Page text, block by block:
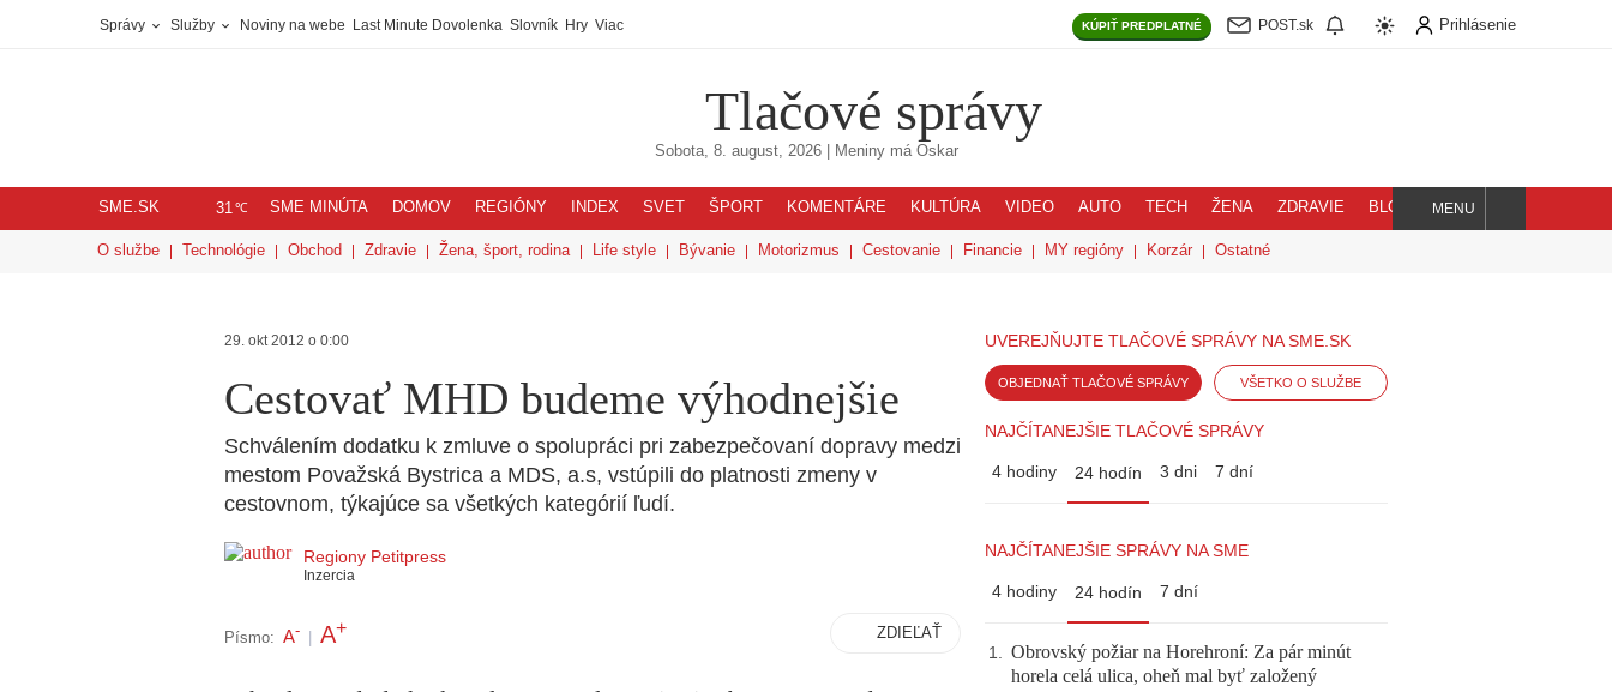
Správy Služby Noviny na webe Last Minute Dovolenka Slovník Hry Viac KÚPIŤ PREDPLATNÉ POST.sk Prihlásenie
Tlačové správy
Sobota, 8. august, 2026| Meniny má Oskar
SME.SK 31℃ SME MINÚTA DOMOV REGIÓNY INDEX SVET ŠPORT KOMENTÁRE KULTÚRA VIDEO AUTO TECH ŽENA ZDRAVIE BLOG
Hľadaj
MENU
O službe Technológie Obchod Zdravie Žena, šport, rodina Life style Bývanie Motorizmus Cestovanie Financie MY regióny Korzár Ostatné
29. okt 2012 o 0:00
Cestovať MHD budeme výhodnejšie
Schválením dodatku k zmluve o spolupráci pri zabezpečovaní dopravy medzi
mestom Považská Bystrica a MDS, a.s, vstúpili do platnosti zmeny v
cestovnom, týkajúce sa všetkých kategórií ľudí.
Regiony Petitpress
Inzercia
Písmo: A- A+ ZDIEĽAŤ
UVEREJŇUJTE TLAČOVÉ SPRÁVY NA SME.SK
OBJEDNAŤ TLAČOVÉ SPRÁVY VŠETKO O SLUŽBE
NAJČÍTANEJŠIE TLAČOVÉ SPRÁVY
4 hodiny 24 hodín 3 dni 7 dní
NAJČÍTANEJŠIE SPRÁVY NA SME
4 hodiny 24 hodín 7 dní
1. Obrovský požiar na Horehroní: Za pár minút
horela celá ulica, oheň mal byť založený